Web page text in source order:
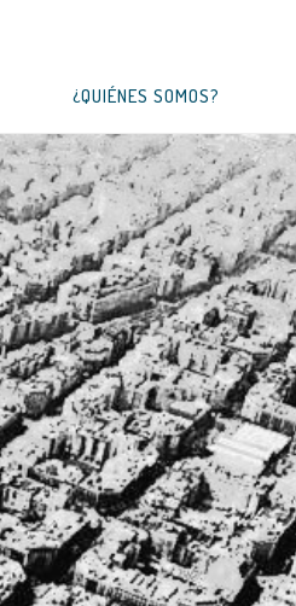
¿QUIÉNES SOMOS?